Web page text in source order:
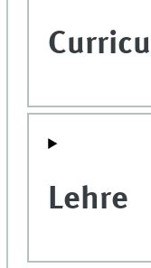
Lehre